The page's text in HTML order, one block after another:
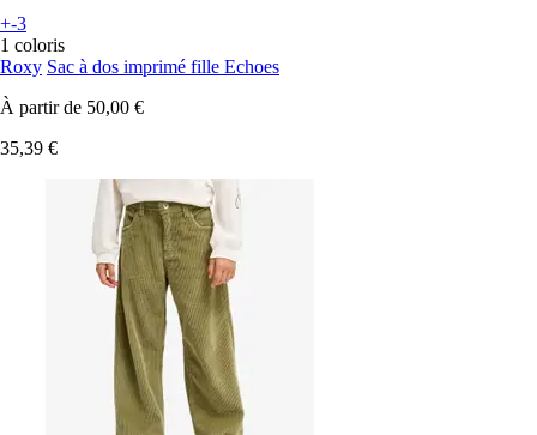
+-3
1 coloris
Roxy Sac à dos imprimé fille Echoes
À partir de 50,00 €
35,39 €